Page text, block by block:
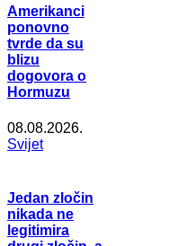
Amerikanci
ponovno
tvrde da su
blizu
dogovora o
Hormuzu
08.08.2026.
Svijet
Jedan zločin
nikada ne
legitimira